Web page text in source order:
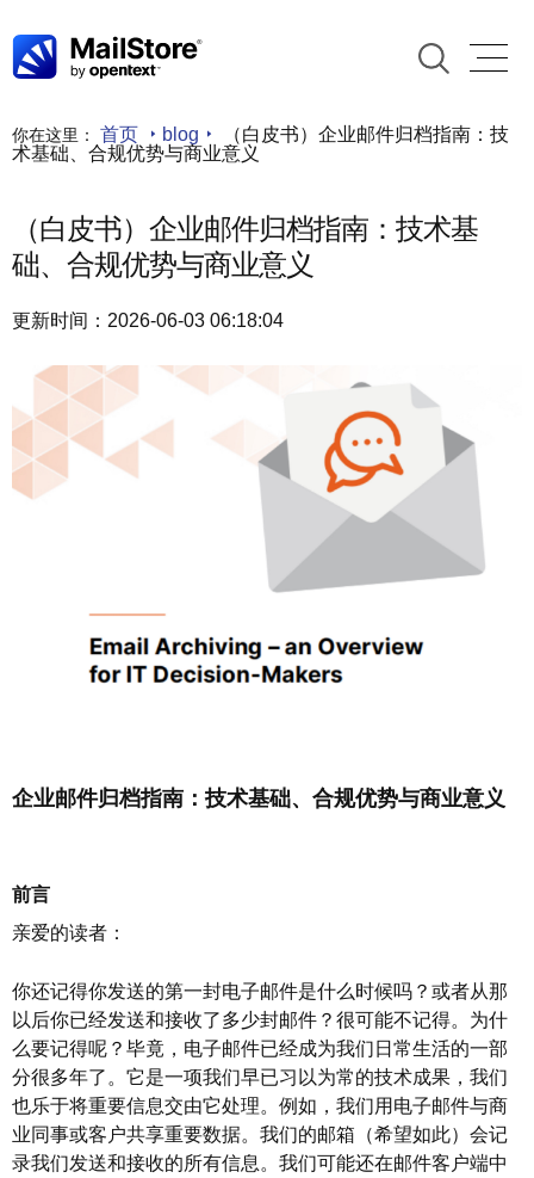
你在这里： 首页 blog
（白皮书）企业邮件归档指南：技
术基础、合规优势与商业意义
（白皮书）企业邮件归档指南：技术基
础、合规优势与商业意义
更新时间：2026-06-03 06:18:04
企业邮件归档指南：技术基础、合规优势与商业意义
前言
亲爱的读者：
你还记得你发送的第一封电子邮件是什么时候吗？或者从那
以后你已经发送和接收了多少封邮件？很可能不记得。为什
么要记得呢？毕竟，电子邮件已经成为我们日常生活的一部
分很多年了。它是一项我们早已习以为常的技术成果，我们
也乐于将重要信息交由它处理。例如，我们用电子邮件与商
业同事或客户共享重要数据。我们的邮箱（希望如此）会记
录我们发送和接收的所有信息。我们可能还在邮件客户端中